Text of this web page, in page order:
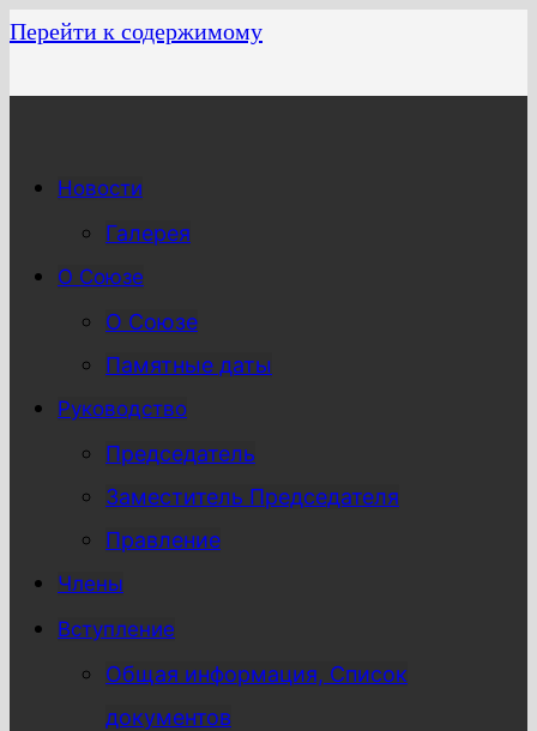
Перейти к содержимому
Новости
Галерея
О Союзе
О Союзе
Памятные даты
Руководство
Председатель
Заместитель Председателя
Правление
Члены
Вступление
Общая информация, Список
документов